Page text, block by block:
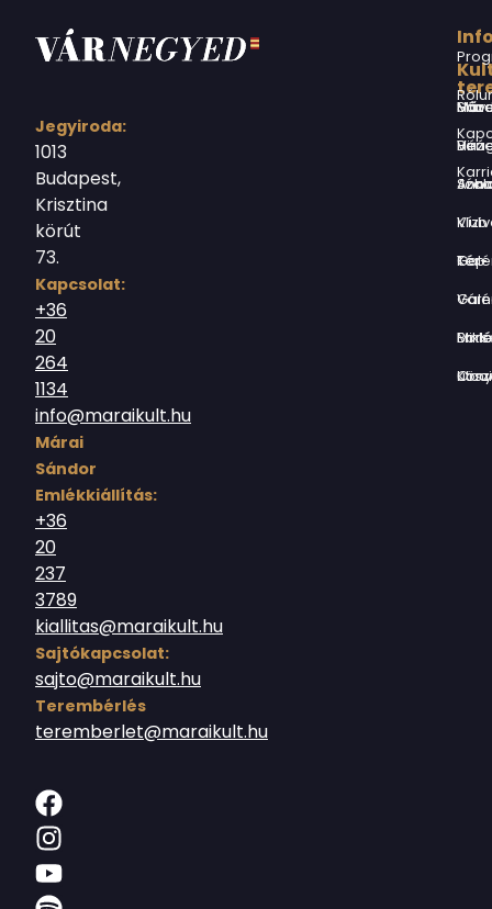
Jegyiroda:
1013
Budapest,
Krisztina
körút
73.
Kapcsolat:
+36
20
264
1134
info@maraikult.hu
Márai
Sándor
Emlékkiállítás:
+36
20
237
3789
kiallitas@maraikult.hu
Sajtókapcsolat:
sajto@maraikult.hu
Terembérlés
teremberlet@maraikult.hu
Márai Sándor Művelődési Ház
Virág Benedek Ház
Jókai Anna
Vízivárosi Klub
Tér-Kép
Várnegyed
Borsos
Országház